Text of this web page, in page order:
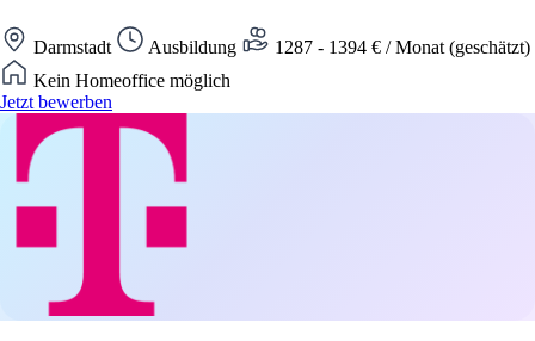
Darmstadt Ausbildung
1287 - 1394 € / Monat (geschätzt)
Kein Homeoffice möglich
Jetzt bewerben